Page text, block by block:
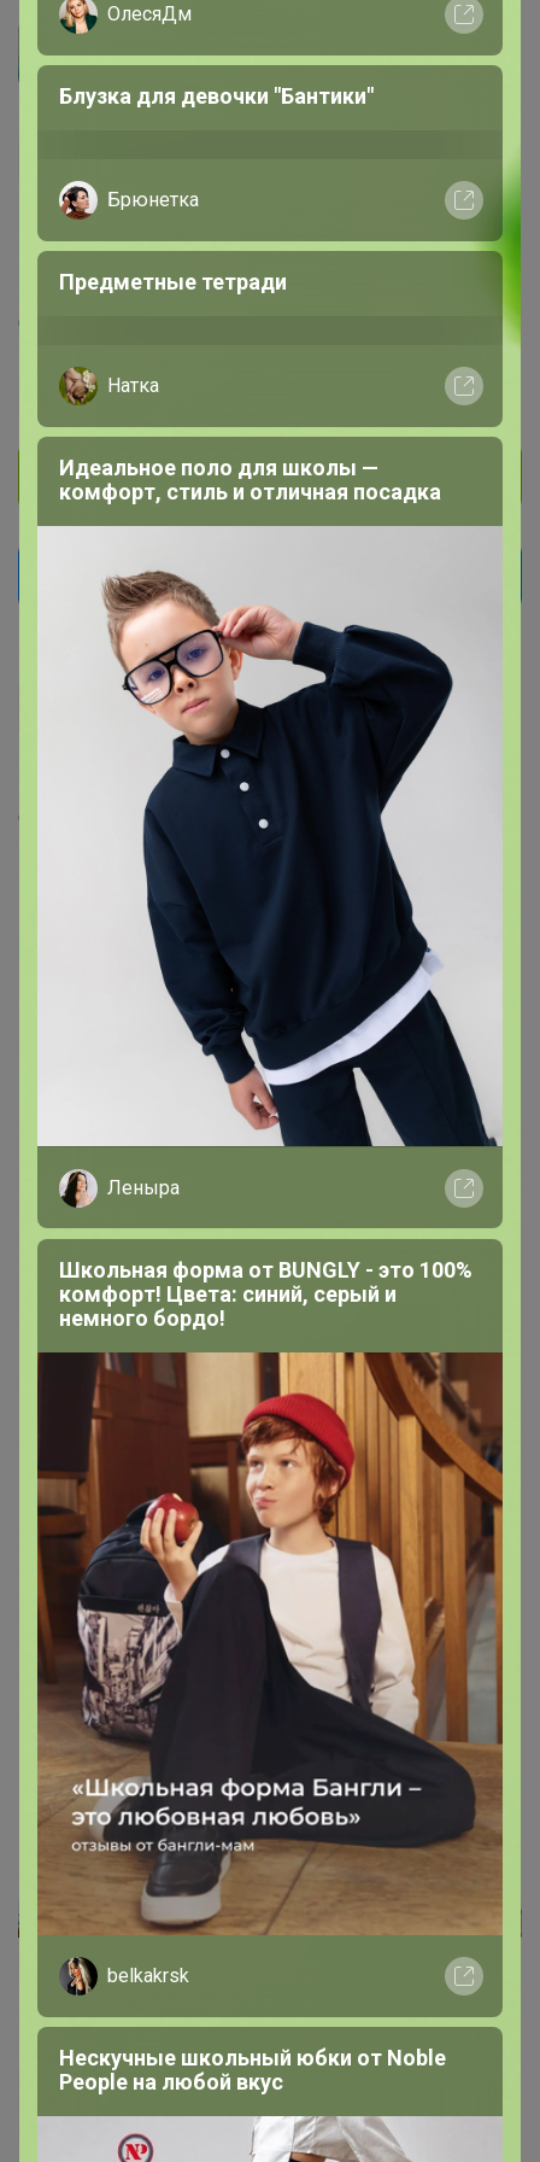
Артемида
794 6.9K 832
На сайте 4 часа назад
В клубе с 6 ноября 2017 г.
Личное сообщение
Подписаться на новости
1.7Kподписчиков
Скопировать ссылку
Все новости 20
47
Номинировать на медаль
6 6 5
2 2
1
1 1 1
Подпись
Закупки 10
СП246 ***Кондитерская витрина***
Всё для кондитеров и любителей
вкусно поесть!
Стоп 12 августа
ОлесяДм
Блузка для девочки "Бантики"
Брюнетка
Предметные тетради
Натка
Идеальное поло для школы —
комфорт, стиль и отличная посадка
Леныра
Школьная форма от BUNGLY - это 100%
комфорт! Цвета: синий, серый и
немного бордо!
belkakrsk
Нескучные школьный юбки от Nоblе
Реoplе на любой вкус